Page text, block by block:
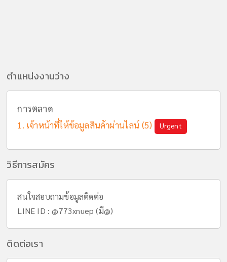
ตำแหน่งงานว่าง
การตลาด
เจ้าหน้าที่ให้ข้อมูลสินค้าผ่านไลน์ (5) Urgent
วิธีการสมัคร
สนใจสอบถามข้อมูลติดต่อ
LINE ID : @773xnuep (มี@)
ติดต่อเรา